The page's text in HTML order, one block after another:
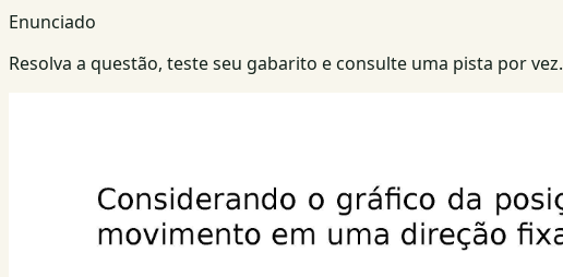
Enunciado
Resolva a questão, teste seu gabarito e consulte uma pista por vez.